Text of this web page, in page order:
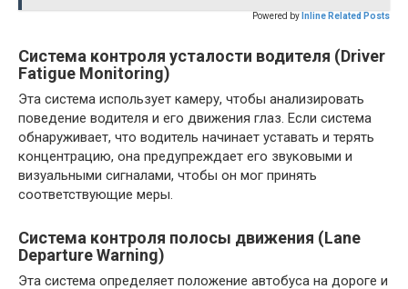
Powered by Inline Related Posts
Система контроля усталости водителя (Driver
Fatigue Monitoring)
Эта система использует камеру, чтобы анализировать
поведение водителя и его движения глаз. Если система
обнаруживает, что водитель начинает уставать и терять
концентрацию, она предупреждает его звуковыми и
визуальными сигналами, чтобы он мог принять
соответствующие меры.
Система контроля полосы движения (Lane
Departure Warning)
Эта система определяет положение автобуса на дороге и